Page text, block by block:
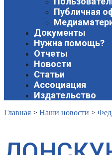
Публичная
Документы
Нужна помощь?
Отчеты
Новости
Статьи
Ассоциация
Издательство
Главная > Наши новости >